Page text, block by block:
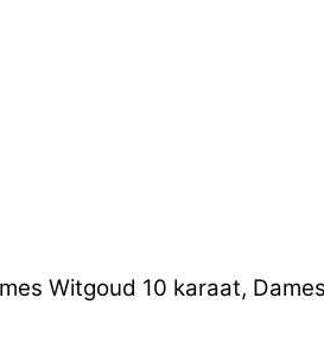
Witgoud 10 karaat,